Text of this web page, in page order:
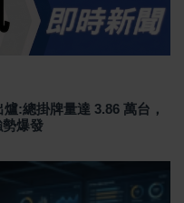
:總掛牌量達 3.86 萬台，
爆發